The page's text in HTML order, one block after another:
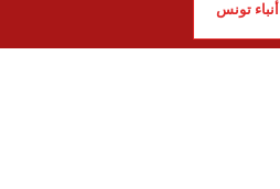
أنباء تونس